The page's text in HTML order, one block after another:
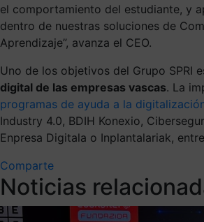
el comportamiento del estudiante, y
dentro de nuestras soluciones de
Aprendizaje”, avanza el CEO.
Uno de los objetivos del Grupo SPRI
digital de las empresas vascas. La
programas de ayuda a la
Industry 4.0, BDIH Konexio,
Enpresa Digitala o Inplantalariak,
Comparte
Noticias